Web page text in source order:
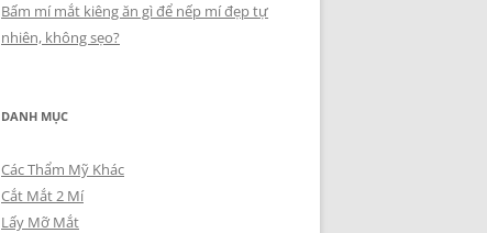
Bấm mí mắt kiêng ăn gì để nếp mí đẹp tự
nhiên, không sẹo?
DANH MỤC
Các Thẩm Mỹ Khác
Cắt Mắt 2 Mí
Lấy Mỡ Mắt